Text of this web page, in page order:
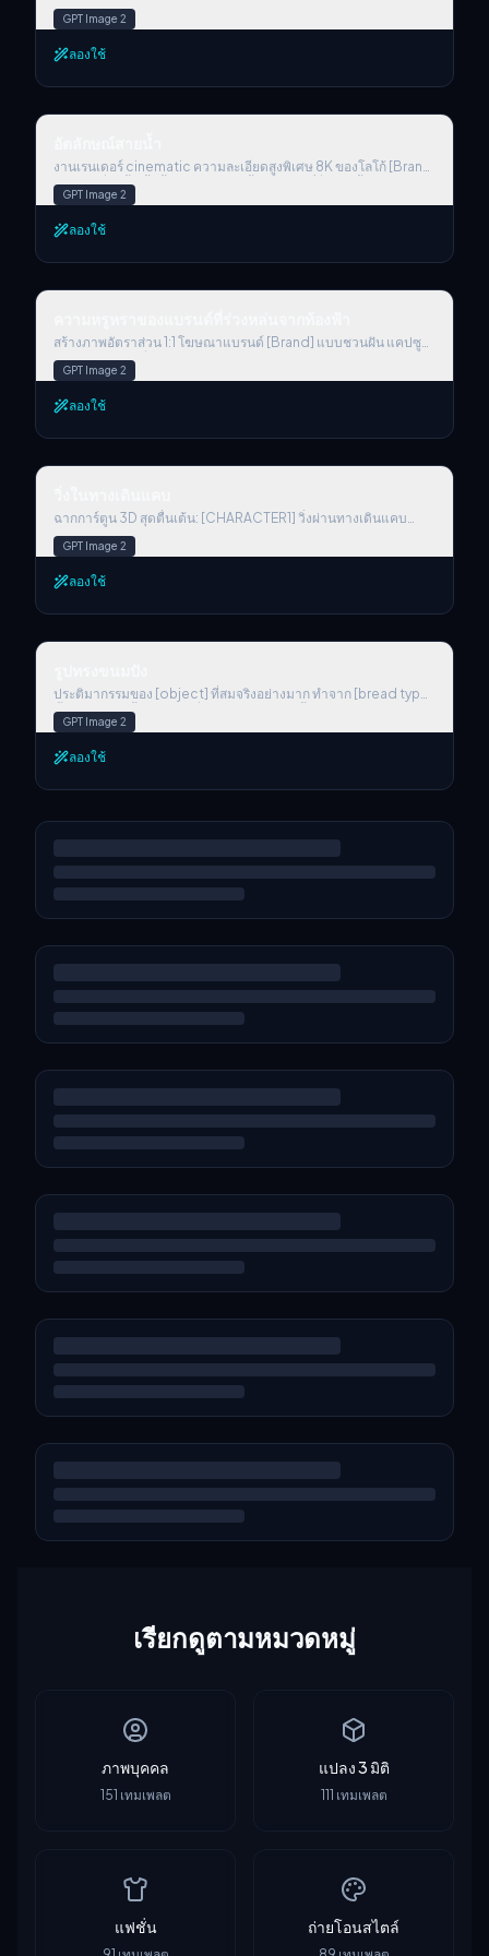
หงุดหงิดใต้คีย์แคปคีย์บอร์ด 'Delete Monday' ที่เปิดออก โดยใช้
ด้านในของคีย์แคปเป็นห้องนอนขนาดจิ๋วที่มีของใช้ในห้องนอนตาม
ปกติครบถ้วน
GPT Image 2
ลองใช้
อัตลักษณ์สายน้ำ
งานเรนเดอร์ cinematic ความละเอียดสูงพิเศษ 8K ของโลโก้ [Brand
Name] ที่ถูกปั้นขึ้นทั้งหมดจากสายน้ำใสบริสุทธิ์ที่ไหลพลิ้ว ของเหลว
ขึ้นรูปทุกส่วนโค้งและขอบของโลโก้แบรนด์ด้วยความแม่นยำลื่นไหล
ขับเน้นด้วยแอ็กเซนต์นีออนสดใสที่ได้แรงบันดาลใจจากอัตลักษณ์สี
ของ [Brand Name] พื้นหลังสีดำสนิทเพื่อสร้างคอนทราสต์ที่คมชัด
ละอองน้ำ ความเงา และพื้นผิวนุ่มคล้ายแก้วทำให้โลโก้ดูเหนือจริง
GPT Image 2
ลองใช้
ความหรูหราของแบรนด์ที่ร่วงหล่นจากท้องฟ้า
สร้างภาพอัตราส่วน 1:1 โฆษณาแบรนด์ [Brand] แบบชวนฝัน แคปซูล
ทรงฟองอากาศที่ออกแบบโดยแบรนด์ พร้อมบรรจุภัณฑ์ร่มชูชีพสี
ประจำแบรนด์สำหรับผลิตภัณฑ์คลาสสิกของพวกเขา บนฉากท้องฟ้าสี
ฟ้าและบรรจุภัณฑ์ร่มชูชีพอื่นที่เบลอ เมฆสีขาว มีโลโก้แบรนด์ขนาด
เล็กด้านบน พร้อมสโลแกนจิ๋วด้านล่าง แสงกลางวันแบบ cinematic,
GPT Image 2
ลองใช้
วิ่งในทางเดินแคบ
ฉากการ์ตูน 3D สุดตื่นเต้น: [CHARACTER1] วิ่งผ่านทางเดินแคบ
ภายใน [Place] โดยมี [CHARACTER2] ไล่ตามด้วยความเร็วสูง
สีหน้าของพวกเขาสะท้อนถึงความตึงเครียดและสมาธิ พร้อมเม็ดเหงื่อ
ที่เป็นประกายภายใต้แสงดรามาติก
GPT Image 2
ลองใช้
รูปทรงขนมปัง
ประติมากรรมของ [object] ที่สมจริงอย่างมาก ทำจาก [bread type]
ทั้งหมด พร้อมพื้นผิวและสีที่ละเอียดเป็นพิเศษ พื้นผิวแสดงคุณสมบัติ
ตามธรรมชาติของขนมปัง สีเหลืองน้ำตาลมันวาว เป็นชั้นบางกรอบ
หรือเปลือกแข็ง โดยมีชั้นหรือเมล็ดที่มองเห็นได้ตามความเหมาะสม
แสงสตูดิโอ แสงนุ่มนวล
GPT Image 2
ลองใช้
เรียกดูตามหมวดหมู่
ภาพบุคคล
151 เทมเพลต
แปลง 3 มิติ
111 เทมเพลต
แฟชั่น ถ่ายโอนสไตล์